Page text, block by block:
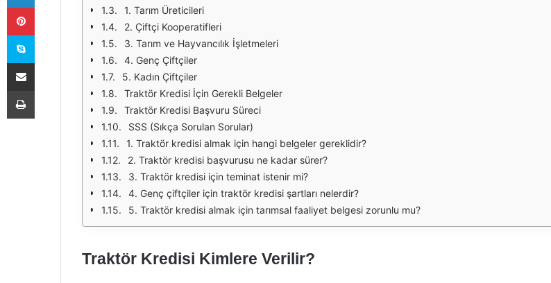
1. Tarım Üreticileri
2. Çiftçi Kooperatifleri
3. Tarım ve Hayvancılık İşletmeleri
4. Genç Çiftçiler
5. Kadın Çiftçiler
Traktör Kredisi İçin Gerekli Belgeler
Traktör Kredisi Başvuru Süreci
SSS (Sıkça Sorulan Sorular)
1. Traktör kredisi almak için hangi belgeler gereklidir?
2. Traktör kredisi başvurusu ne kadar sürer?
3. Traktör kredisi için teminat istenir mi?
4. Genç çiftçiler için traktör kredisi şartları nelerdir?
5. Traktör kredisi almak için tarımsal faaliyet belgesi zorunlu mu?
Traktör Kredisi Kimlere Verilir?
Pinterest
Skype
E-Posta ile paylaş